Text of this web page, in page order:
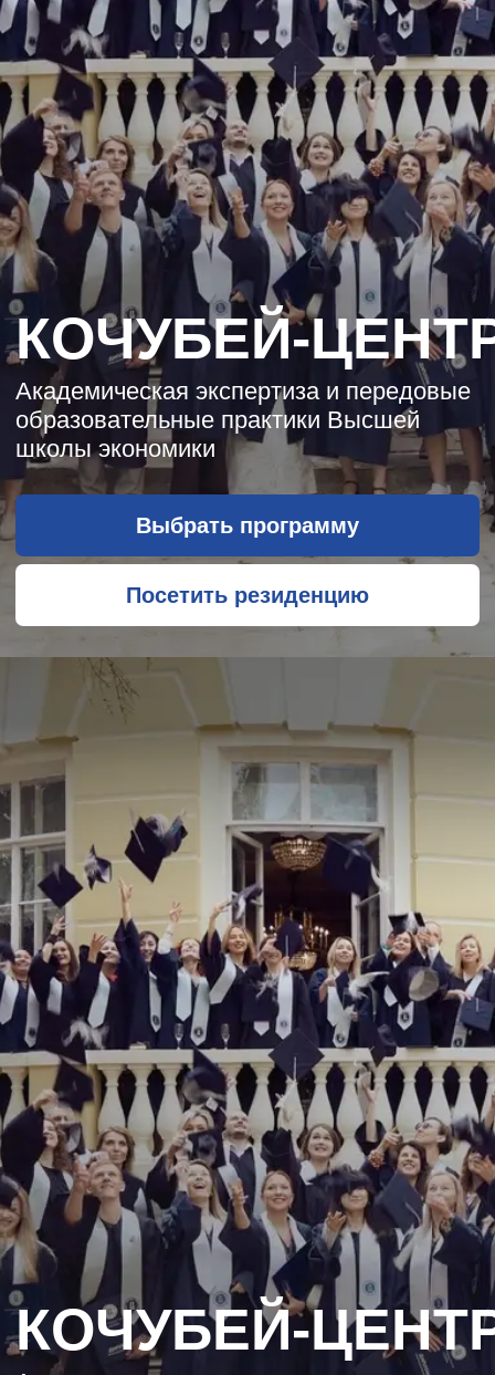
Посетить резиденцию
Выбрать программу
Посетить резиденцию
КОЧУБЕЙ-ЦЕНТР
Академическая экспертиза и передовые
образовательные практики Высшей
КОЧУБЕЙ-ЦЕНТР
Традиции царскосельского
образования в историческом
особняке начала XX века